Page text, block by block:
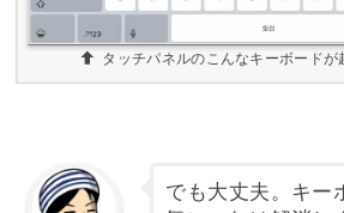
タッチパネルのこんなキーボード
でも大丈夫。キー